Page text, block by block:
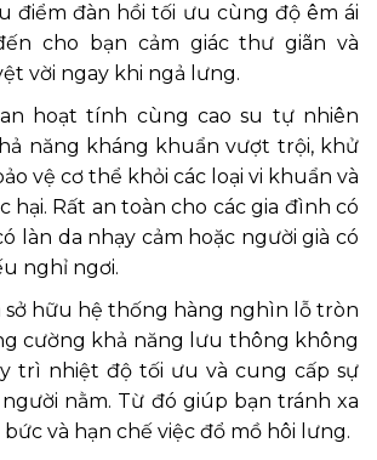
điểm đàn hồi tối ưu cùng độ êm ái
cho bạn cảm giác thư giãn và
vời ngay khi ngả lưng.
hoạt tính cùng cao su tự nhiên
năng kháng khuẩn vượt trội, khử
vệ cơ thể khỏi các loại vi khuẩn và
hại. Rất an toàn cho các gia đình có
làn da nhạy cảm hoặc người già có
nghỉ ngơi.
sở hữu hệ thống hàng nghìn lỗ tròn
cường khả năng lưu thông không
trì nhiệt độ tối ưu và cung cấp sự
nằm. Từ đó giúp bạn tránh xa
và hạn chế việc đổ mồ hôi lưng.